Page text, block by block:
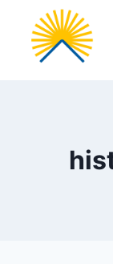
Przejdź
treści